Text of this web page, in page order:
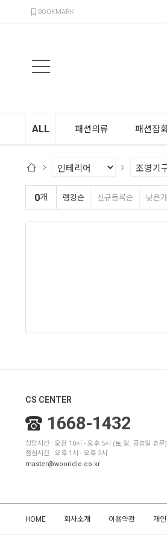
BOOKMARK
ALL 패션의류 패션잡
0개 랭킹순 신규등록순 낮은
CS CENTER
1668-1432
상담시간 : 오전 10시 - 오후 5시 (토,일, 공휴일 휴무)
점심시간 : 오후 1시 - 오후 2시
master@wooridle.co.kr
HOME 회사소개 이용약관 개